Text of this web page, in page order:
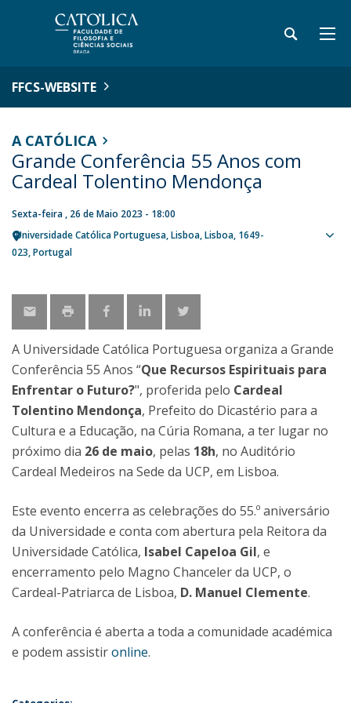
FFCS-WEBSITE
A CATÓLICA
Grande Conferência 55 Anos com
Cardeal Tolentino Mendonça
Sexta-feira , 26 de Maio 2023 - 18:00
Universidade Católica Portuguesa Lisboa Lisboa 1649-
023 Portugal
A Universidade Católica Portuguesa organiza a Grande
Conferência 55 Anos “Que Recursos Espirituais para
Enfrentar o Futuro?", proferida pelo Cardeal
Tolentino Mendonça, Prefeito do Dicastério para a
Cultura e a Educação, na Cúria Romana, a ter lugar no
próximo dia 26 de maio, pelas 18h, no Auditório
Cardeal Medeiros na Sede da UCP, em Lisboa.
Este evento encerra as celebrações do 55.º aniversário
da Universidade e conta com abertura pela Reitora da
Universidade Católica, Isabel Capeloa Gil, e
encerramento pelo Magno Chanceler da UCP, o
Cardeal-Patriarca de Lisboa, D. Manuel Clemente.
A conferência é aberta a toda a comunidade académica
e podem assistironline.